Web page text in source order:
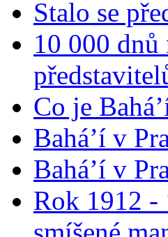
Stalo se
10 000 dnů
Co je
Bahá’í v
Bahá’í v
Rok 1912 -